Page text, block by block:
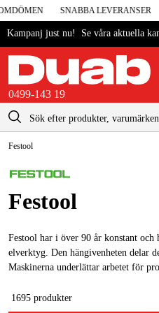
SNABBA LEVERANSER
Kampanj just nu! Se våra aktuella
0499-143 19
Sverige
Danmark
Suomi
Norge
Deutschland
Maskintillbehör & förbrukning
El & bygg
kontakt@duab.se
Festool
Festool
Festool har i över 90 år konstant
elverktyg. Den hängivenheten delar
Maskinerna underlättar arbetet för
professionella verktyg från Festool.
1695 produkter